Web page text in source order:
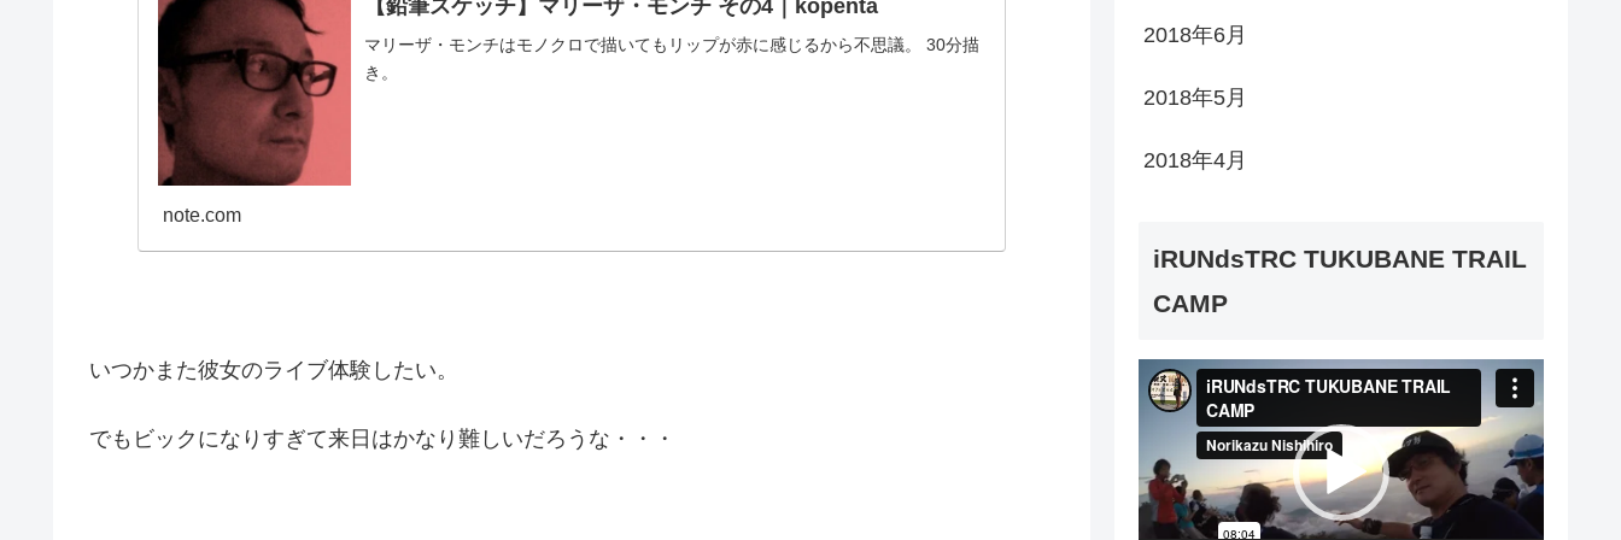
【鉛筆スケッチ】マリーザ・モンチ その4｜kopenta
マリーザ・モンチはモノクロで描いてもリップが赤に感じるから不思議。 30分描
き。
note.com
いつかまた彼女のライブ体験したい。
でもビックになりすぎて来日はかなり難しいだろうな・・・
2018年6月
2018年5月
2018年4月
iRUNdsTRC TUKUBANE TRAIL
CAMP
動
画
プ
レ